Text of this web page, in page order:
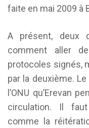
faite en mai 2009 à
A présent, deux
comment aller
protocoles signés,
par la deuxième.
l’ONU qu’Erevan
circulation. Il
comme la